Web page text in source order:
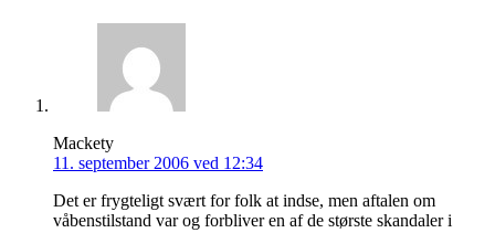
Mackety
11. september 2006 ved 12:34
Det er frygteligt svært for folk at indse, men aftalen om
våbenstilstand var og forbliver en af de største skandaler i